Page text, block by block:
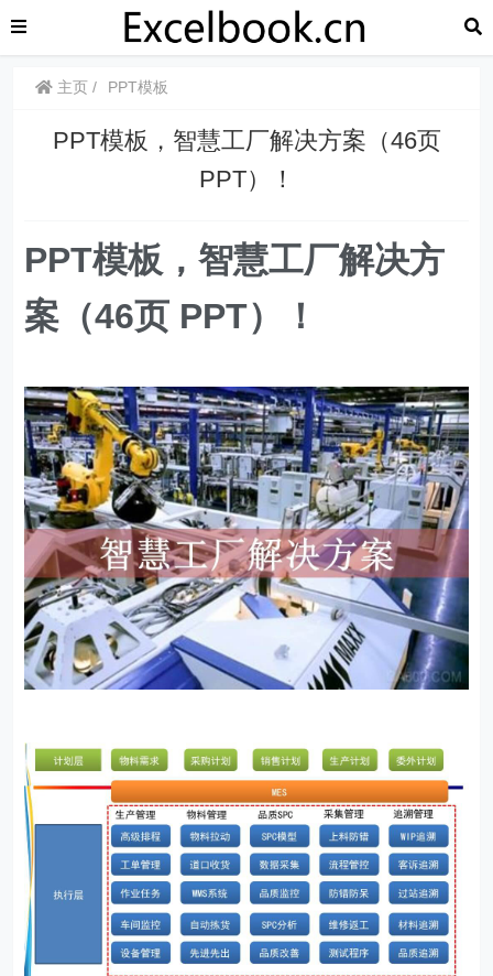
主页 PPT模板
PPT模板，智慧工厂解决方案（46页
PPT）！
PPT模板，智慧工厂解决方
案（46页 PPT）！